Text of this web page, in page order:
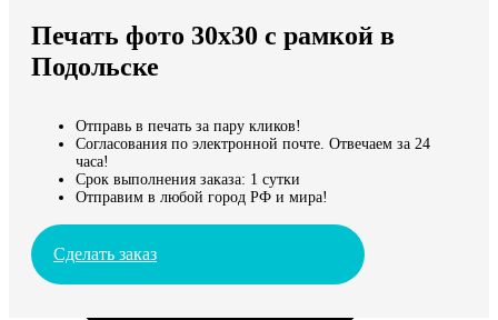
Мы доставляем по всему миру
Продолжить без города
Печать фото 30х30 с рамкой в
Подольске
Отправь в печать за пару кликов!
Согласования по электронной почте. Отвечаем за 24
часа!
Срок выполнения заказа: 1 сутки
Отправим в любой город РФ и мира!
Сделать заказ